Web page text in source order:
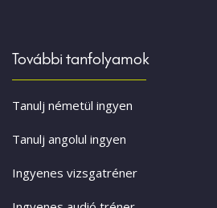
További tanfolyamok
Tanulj németül ingyen
Tanulj angolul ingyen
Ingyenes vizsgatréner